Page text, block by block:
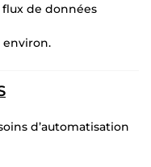
de données
environ.
d’automatisation